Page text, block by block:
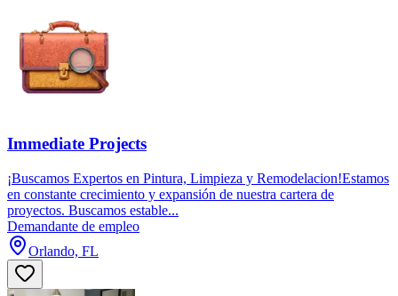
Immediate Projects
¡Buscamos Expertos en Pintura, Limpieza y Remodelacion!Estamos
en constante crecimiento y expansión de nuestra cartera de
proyectos. Buscamos estable...
Demandante de empleo
Orlando, FL